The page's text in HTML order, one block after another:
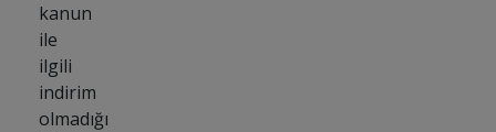
kanun
ile
ilgili
indirim
olmadığı